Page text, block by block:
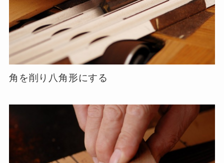
角を削り八角形にする